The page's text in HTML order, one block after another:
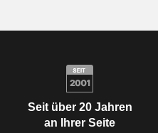
Seit über 20 Jahren
an Ihrer Seite